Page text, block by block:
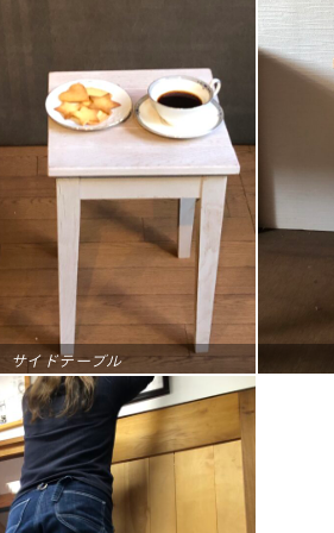
サイドテーブル